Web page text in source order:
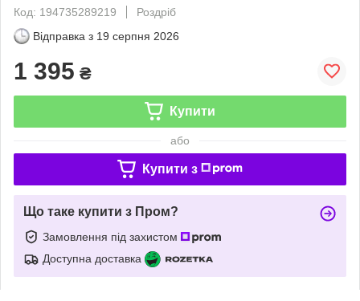
Код: 194735289219
Роздріб
Відправка з 19 серпня 2026
1 395 ₴
Купити
або
Купити з
Що таке купити з Пром?
Замовлення під захистом
Доступна доставка